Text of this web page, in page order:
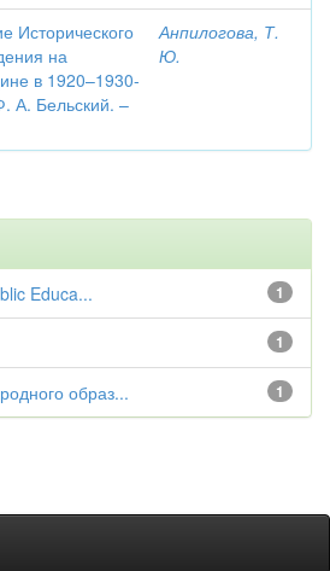
Исторического
на
в 1920–1930-
А. Бельский. –
Анпилогова, Т.
Ю.
1
Educa...
1
1
образ...